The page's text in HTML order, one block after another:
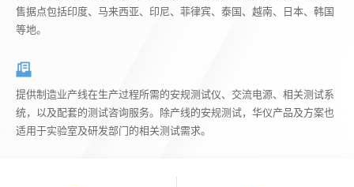
售据点包括印度、马来西亚、印尼、菲律宾、泰国、越南、日本、韩国
等地。
提供制造业产线在生产过程所需的安规测试仪、交流电源、相关测试系
统，以及配套的测试咨询服务。除产线的安规测试，华仪产品及方案也
适用于实验室及研发部门的相关测试需求。